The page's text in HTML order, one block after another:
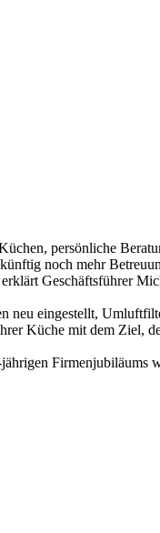
persönliche
noch mehr
Geschäftsführer
neu eingestellt,
Küche mit dem Ziel,